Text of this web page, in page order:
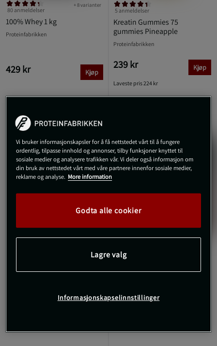
100% Whey 1 kg
+ 8 varianter
80 anmeldelser
Proteinfabrikken
429 kr Kjøp
Kreatin Gummies 75
gummies Pineapple
5 anmeldelser
Proteinfabrikken
239 kr
Laveste pris224 kr
Kjøp
13mm Powerlifting Belt
5 anmeldelser
Vi bruker informasjonskapsler for å få nettstedet vårt til å fungere
ordentlig, tilpasse innhold og annonser, tilby funksjoner knyttet til
sosiale medier og analysere trafikken vår. Vi deler også informasjon om
din bruk av nettstedet vårt med våre partnere innenfor sosiale medier,
reklame og analyse. More information
Godta alle cookier
Lagre valg
Informasjonskapselinnstillinger